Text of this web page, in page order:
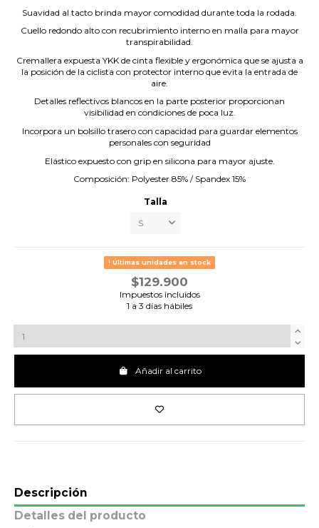
Suavidad al tacto brinda mayor comodidad durante toda la rodada.
Cuello redondo alto con recubrimiento interno en malla para mayor
transpirabilidad.
Cremallera expuesta YKK de cinta flexible y ergonómica que se ajusta a
la posición de la ciclista con protector interno que evita la entrada de
aire.
Detalles reflectivos blancos en la parte posterior proporcionan
visibilidad en condiciones de poca luz.
Incorpora un bolsillo trasero con capacidad para guardar elementos
personales con seguridad
Elástico expuesto con grip en silicona para mayor ajuste.
Composición: Polyester 85% / Spandex 15%
Talla
Últimas unidades en stock
$129.900
Impuestos incluidos
1 a 3 días hábiles
Añadir al carrito
Descripción
Detalles del producto